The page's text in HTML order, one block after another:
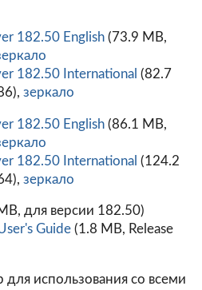
182.50 English(73.9 MB,
182.50 International (82.7
зеркало
182.50 English(86.1 MB,
182.50 International (124.2
зеркало
для версии 182.50)
Guide(1.8 MB, Release
использования со всеми